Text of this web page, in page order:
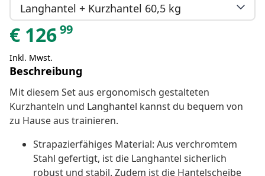
Langhantel + Kurzhantel 60,5 kg
€ 12699
Inkl. Mwst.
Beschreibung
Mit diesem Set aus ergonomisch gestalteten
Kurzhanteln und Langhantel kannst du bequem von
zu Hause aus trainieren.
Strapazierfähiges Material: Aus verchromtem
Stahl gefertigt, ist die Langhantel sicherlich
robust und stabil. Zudem ist die Hantelscheibe